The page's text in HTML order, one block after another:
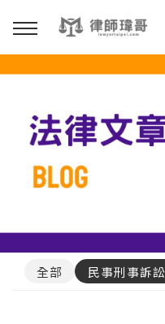
回主選單
免費影音資源
Youtube
全部 民事刑事訴訟